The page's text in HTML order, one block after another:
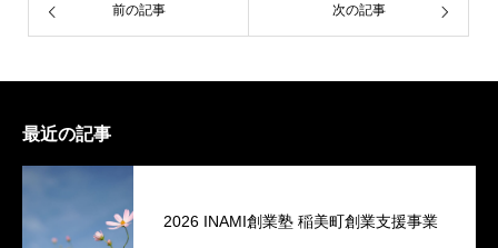
前の記事 次の記事
最近の記事
2026 INAMI創業塾 稲美町創業支援事業